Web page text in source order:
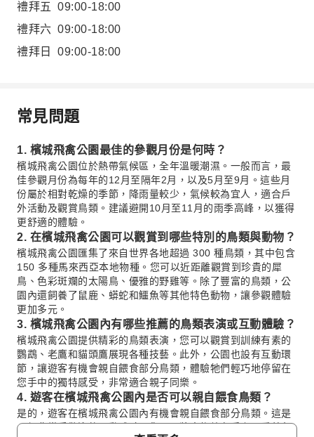
禮拜五
09:00-18:00
禮拜六 09:00-18:00
禮拜日
09:00-18:00
常見問題
1. 檳城飛禽公園最佳的參觀月份是何時？
檳城飛禽公園位於熱帶氣候區，全年溫暖潮濕。一般而言，最
佳參觀月份為每年的12月至隔年2月，以及5月至9月。這些月
份屬於相對乾燥的季節，降雨量較少，氣候較為宜人，適合戶
外活動及觀賞鳥類。建議避開10月至11月的雨季高峰，以獲得
更舒適的體驗。
2. 在檳城飛禽公園可以觀賞到哪些特別的鳥類與動物？
檳城飛禽公園匯集了來自世界各地超過 300 種鳥類，其中包含
150 多種馬來西亞本地物種。您可以近距離觀賞到珍貴的犀
鳥、色彩斑斕的太陽鳥、優雅的野雞等。除了豐富的鳥類，公
園內還飼養了鼠鹿、蟒蛇和鱷魚等其他特色動物，讓參觀體驗
更加多元。
3. 檳城飛禽公園內有哪些推薦的鳥類表演或互動體驗？
檳城飛禽公園提供精彩的鳥類表演，您可以觀賞到訓練有素的
鸚鵡、老鷹和貓頭鷹展現各種技藝。此外，公園也設有互動環
節，讓遊客有機會親自餵食部分鳥類，體驗牠們輕巧地停留在
您手中的獨特感受，非常適合親子同樂。
4. 遊客在檳城飛禽公園內是否可以親自餵食鳥類？
是的，遊客在檳城飛禽公園內有機會親自餵食部分鳥類。這是
一個非常受歡迎的互動體驗，您可以將食物放在手上，看著色